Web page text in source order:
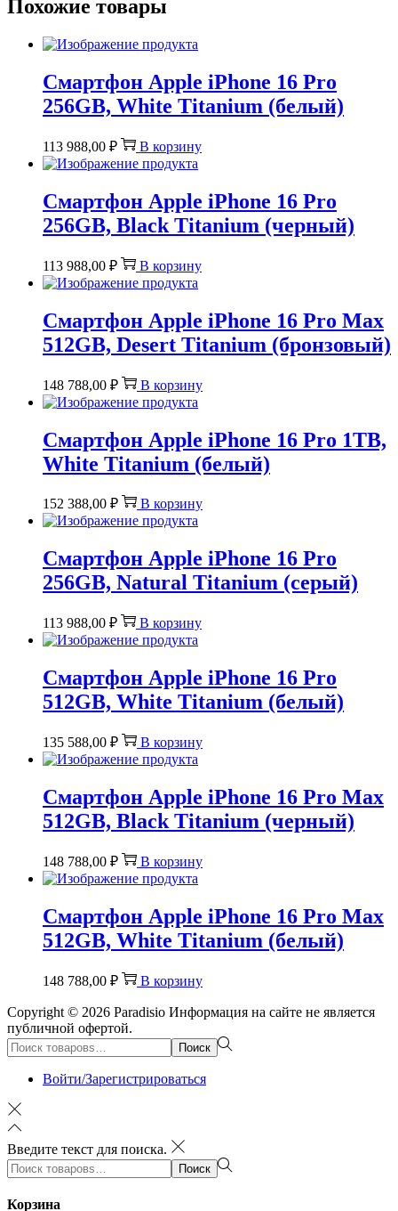
Похожие товары
Смартфон Apple iPhone 16 Pro
256GB, White Titanium (белый)
113 988,00 ₽ В корзину
Смартфон Apple iPhone 16 Pro
256GB, Black Titanium (черный)
113 988,00 ₽ В корзину
Смартфон Apple iPhone 16 Pro Max
512GB, Desert Titanium (бронзовый)
148 788,00 ₽ В корзину
Смартфон Apple iPhone 16 Pro 1TB,
White Titanium (белый)
152 388,00 ₽ В корзину
Смартфон Apple iPhone 16 Pro
256GB, Natural Titanium (серый)
113 988,00 ₽ В корзину
Смартфон Apple iPhone 16 Pro
512GB, White Titanium (белый)
135 588,00 ₽ В корзину
Смартфон Apple iPhone 16 Pro Max
512GB, Black Titanium (черный)
148 788,00 ₽ В корзину
Смартфон Apple iPhone 16 Pro Max
512GB, White Titanium (белый)
148 788,00 ₽ В корзину
Copyright © 2026 Paradisio Информация на сайте не является
публичной офертой.
Поиск:>
Поиск
Войти/Зарегистрироваться
Введите текст для поиска.
Поиск:>
Поиск
Корзина